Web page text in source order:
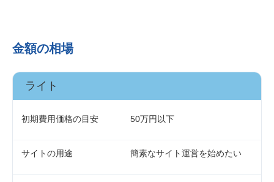
金額の相場
ライト
初期費用価格の目安 50万円以下
サイトの用途 簡素なサイト運営を始めたい